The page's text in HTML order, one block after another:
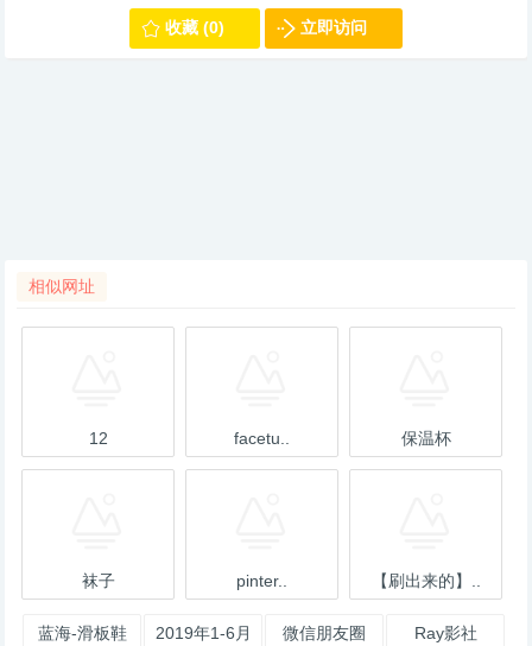
收藏 (0) 立即访问
相似网址
12 facetu.. 保温杯
袜子 pinter.. 【刷出来的】..
蓝海-滑板鞋
2019年1-6月
微信朋友圈 Ray影社